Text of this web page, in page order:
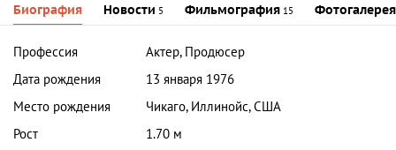
Биография Новости 5 Фильмография 15 Фотогалерея
Профессия
Актер, Продюсер
Дата рождения
13 января 1976
Место рождения
Чикаго, Иллинойс, США
Рост
1.70 м